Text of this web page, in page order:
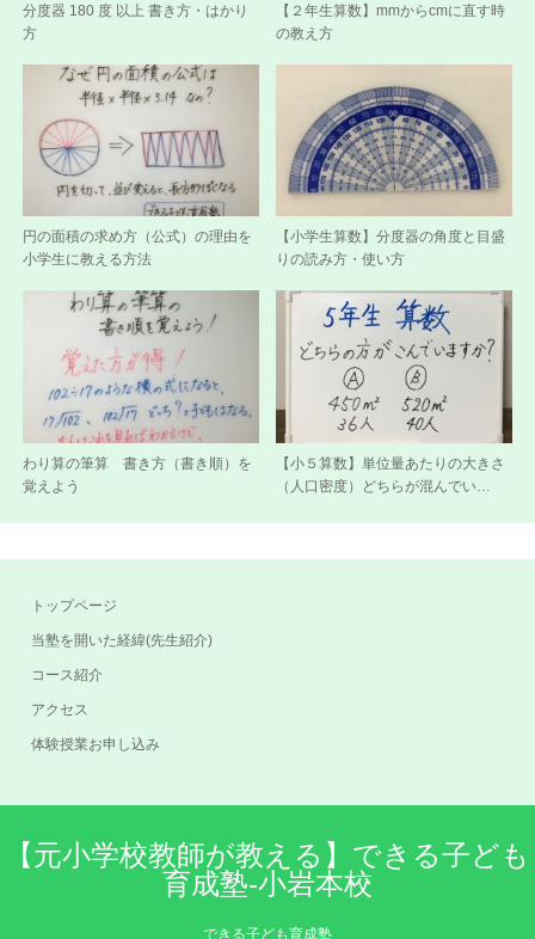
分度器 180 度 以上 書き方・はかり
方
【２年生算数】mmからcmに直す時
の教え方
円の面積の求め方（公式）の理由を
小学生に教える方法
【小学生算数】分度器の角度と目盛
りの読み方・使い方
わり算の筆算 書き方（書き順）を
覚えよう
【小５算数】単位量あたりの大きさ
（人口密度）どちらが混んでい…
トップページ
当塾を開いた経緯(先生紹介)
コース紹介
アクセス
体験授業お申し込み
【元小学校教師が教える】できる子ども
育成塾-小岩本校
できる子ども育成塾